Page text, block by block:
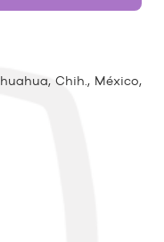
Chih., México,